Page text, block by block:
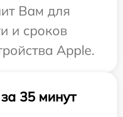
Вам для
и сроков
Apple.
35 минут